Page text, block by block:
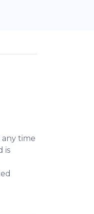
time
is